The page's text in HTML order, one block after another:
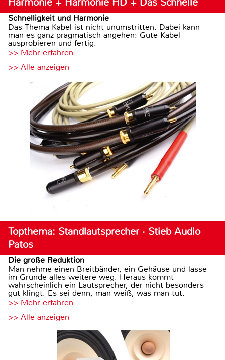
Schnelligkeit und Harmonie
Das Thema Kabel ist nicht unumstritten. Dabei kann
man es ganz pragmatisch angehen: Gute Kabel
ausprobieren und fertig.
>> Mehr erfahren
>> Alle anzeigen
Topthema: Standlautsprecher · Stieb Audio
Patos
Die große Reduktion
Man nehme einen Breitbänder, ein Gehäuse und lasse
im Grunde alles weitere weg. Heraus kommt
wahrscheinlich ein Lautsprecher, der nicht besonders
gut klingt. Es sei denn, man weiß, was man tut.
>> Mehr erfahren
>> Alle anzeigen